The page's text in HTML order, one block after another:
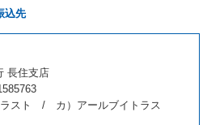
渡しを申し入れることができるもの
時と同一の借受条件でレンタカー提
カーを貸し渡すものとします。な
ーの貸渡料金が予約された車種クラ
高くなるときは、予約した車種クラ
るものとし、予約された車種クラス
込先
長住支店
ラスト / カ）アールブイトラス